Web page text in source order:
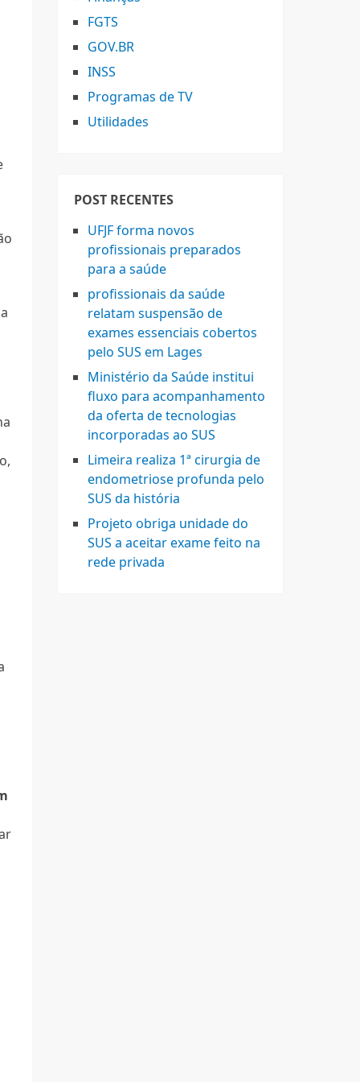
FGTS
GOV.BR
INSS
Programas de TV
Utilidades
POST RECENTES
UFJF forma novos
profissionais preparados
para a saúde
profissionais da saúde
relatam suspensão de
exames essenciais cobertos
pelo SUS em Lages
Ministério da Saúde institui
fluxo para acompanhamento
da oferta de tecnologias
incorporadas ao SUS
Limeira realiza 1ª cirurgia de
endometriose profunda pelo
SUS da história
Projeto obriga unidade do
SUS a aceitar exame feito na
rede privada